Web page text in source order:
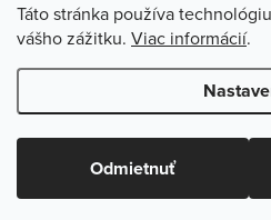
Táto stránka používa
vášho zážitku. Viac informácií.
Odmietnuť
Instagram
Copyright 2026CUBESHOP.SK.
nastavenie